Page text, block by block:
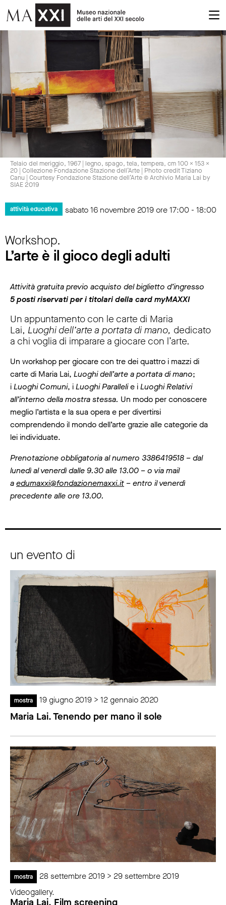
Telaio del meriggio, 1967 | legno, spago, tela, tempera, cm 100 x 153 x
20 | Collezione Fondazione Stazione dell’Arte | Photo credit Tiziano
Canu | Courtesy Fondazione Stazione dell’Arte © Archivio Maria Lai by
SIAE 2019
attività educativa sabato 16 novembre 2019 ore 17:00 - 18:00
Workshop.
L’arte è il gioco degli adulti
Attività gratuita previo acquisto del biglietto d’ingresso
5 posti riservati per i titolari della card myMAXXI
Un appuntamento con le carte di Maria
Lai, Luoghi dell’arte a portata di mano, dedicato
a chi voglia di imparare a giocare con l’arte.
Un workshop per giocare con tre dei quattro i mazzi di
carte di Maria Lai, Luoghi dell’arte a portata di mano;
iLuoghi Comuni, iLuoghi Parallelie iLuoghi Relativi
all’interno della mostra stessa. Un modo per conoscere
meglio l’artista e la sua opera e per divertirsi
comprendendo il mondo dell’arte grazie alle categorie da
lei individuate.
Prenotazione obbligatoria al numero 3386419518 – dal
lunedì al venerdì dalle 9.30 alle 13.00 – o via mail
aedumaxxi@fondazionemaxxi.it– entro il venerdì
precedente alle ore 13.00.
un evento di
mostra 19 giugno 2019 > 12 gennaio 2020
Maria Lai. Tenendo per mano il sole
mostra
28 settembre 2019 > 29 settembre 2019
Videogallery.
Maria Lai. Film screening